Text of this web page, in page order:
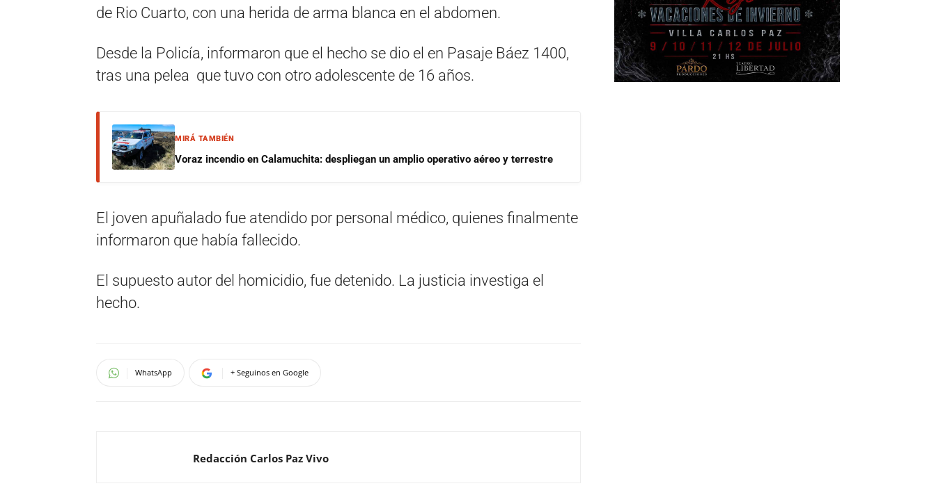
de Rio Cuarto, con una herida de arma blanca en el abdomen.
Desde la Policía, informaron que el hecho se dio el en Pasaje Báez 1400,
tras una pelea que tuvo con otro adolescente de 16 años.
MIRÁ TAMBIÉN
Voraz incendio en Calamuchita: despliegan un amplio operativo aéreo y terrestre
El joven apuñalado fue atendido por personal médico, quienes finalmente
informaron que había fallecido.
El supuesto autor del homicidio, fue detenido. La justicia investiga el
hecho.
WhatsApp + Seguinos en Google
Redacción Carlos Paz Vivo